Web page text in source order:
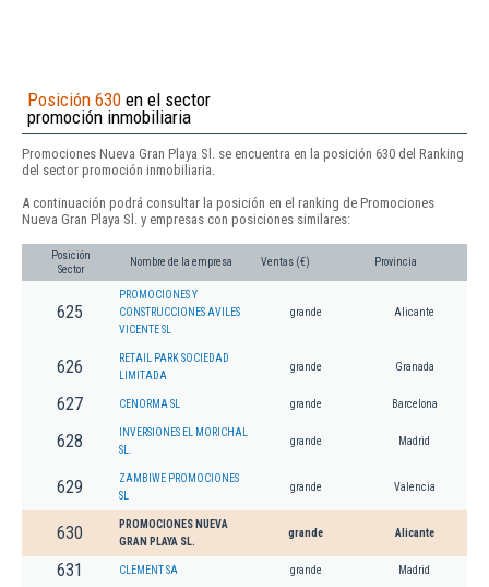
Posición 630 en el sector
promoción inmobiliaria
Promociones Nueva Gran Playa Sl. se encuentra en la posición 630 del Ranking
del sector promoción inmobiliaria.
A continuación podrá consultar la posición en el ranking de Promociones
Nueva Gran Playa Sl. y empresas con posiciones similares:
Posición
Sector
Nombre de la empresa Ventas (€) Provincia
625
PROMOCIONES Y
CONSTRUCCIONES AVILES
VICENTE SL
grande Alicante
626
RETAIL PARK SOCIEDAD
LIMITADA
grande Granada
627 CENORMA SL grande Barcelona
628
INVERSIONES EL MORICHAL
SL.
grande Madrid
629
ZAMBIWE PROMOCIONES
SL
grande Valencia
630
PROMOCIONES NUEVA
GRAN PLAYA SL.
grande Alicante
631 CLEMENT SA grande Madrid